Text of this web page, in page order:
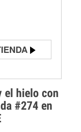
el hielo con
#274 en